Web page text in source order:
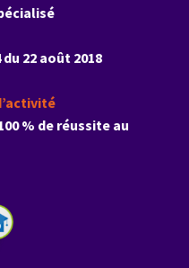
22 août 2018
% de réussite au